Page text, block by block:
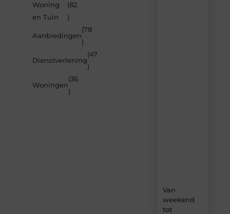
Woning
en Tuin
(82
)
Aanbiedingen
(78
)
Dienstverlening
(47
)
Woningen
(36
)
Van
weekend
tot